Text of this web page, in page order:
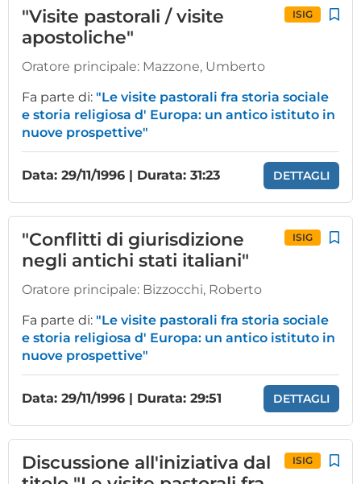
"Visite pastorali / visite
apostoliche"
ISIG
Oratore principale: Mazzone, Umberto
Fa parte di: "Le visite pastorali fra storia sociale
e storia religiosa d' Europa: un antico istituto in
nuove prospettive"
Data: 29/11/1996 | Durata: 31:23 DETTAGLI
"Conflitti di giurisdizione
negli antichi stati italiani"
ISIG
Oratore principale: Bizzocchi, Roberto
Fa parte di: "Le visite pastorali fra storia sociale
e storia religiosa d' Europa: un antico istituto in
nuove prospettive"
Data: 29/11/1996 | Durata: 29:51 DETTAGLI
Discussione all'iniziativa dal
ISIG